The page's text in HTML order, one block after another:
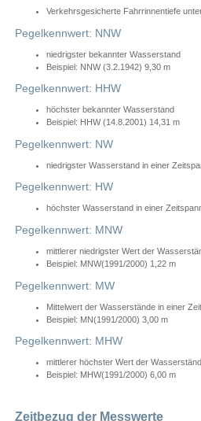
Verkehrsgesicherte Fahrrinnentiefe
Pegelkennwert: NNW
niedrigster bekannter Wasserstand
Beispiel: NNW (3.2.1942) 9,30 m
Pegelkennwert: HHW
höchster bekannter Wasserstand
Beispiel: HHW (14.8.2001) 14,31 m
Pegelkennwert: NW
niedrigster Wasserstand in einer
Pegelkennwert: HW
höchster Wasserstand in einer
Pegelkennwert: MNW
mittlerer niedrigster Wert der
Beispiel: MNW(1991/2000) 1,22 m
Pegelkennwert: MW
Mittelwert der Wasserstände in einer
Beispiel: MN(1991/2000) 3,00 m
Pegelkennwert: MHW
mittlerer höchster Wert der
Beispiel: MHW(1991/2000) 6,00 m
Zeitbezug der Messwerte